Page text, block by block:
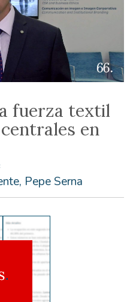
fuerza textil
en
Pepe Serna